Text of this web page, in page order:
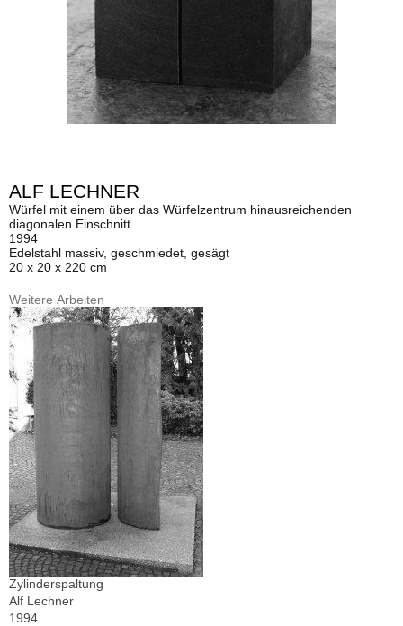
ALF LECHNER
Würfel mit einem über das Würfelzentrum hinausreichenden
diagonalen Einschnitt
1994
Edelstahl massiv, geschmiedet, gesägt
20 x 20 x 220 cm
Weitere Arbeiten
Zylinderspaltung
Alf Lechner
1994